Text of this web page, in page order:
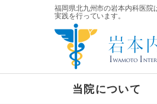
福岡県北九州市の岩本内科医
実践を行っています。
当院について